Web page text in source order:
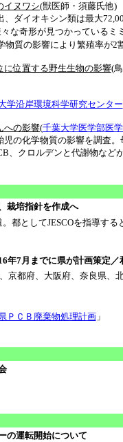
イヌワシ(獣医師・須藤氏他)
イオキシン類は最大
な奇形が見つかっている
物質の影響により繁殖率が2
に位置する野生生物の影響(
学沿岸環境科学研究センター
への影響(千葉大学医学部医
学物質の影響を調査。母
、クロルデンと代謝物など
栽培指針を作成へ
都としてJESCOを指導する
7月までに県が計画策定／
京都府、大阪府、奈良県、
ＰＣＢ廃棄物処理計画」
の運転開始について